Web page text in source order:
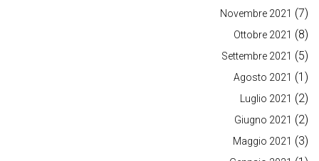
Novembre 2021 (7)
Ottobre 2021 (8)
Settembre 2021 (5)
Agosto 2021 (1)
Luglio 2021 (2)
Giugno 2021 (2)
Maggio 2021 (3)